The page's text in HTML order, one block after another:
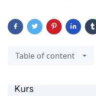
Table of content